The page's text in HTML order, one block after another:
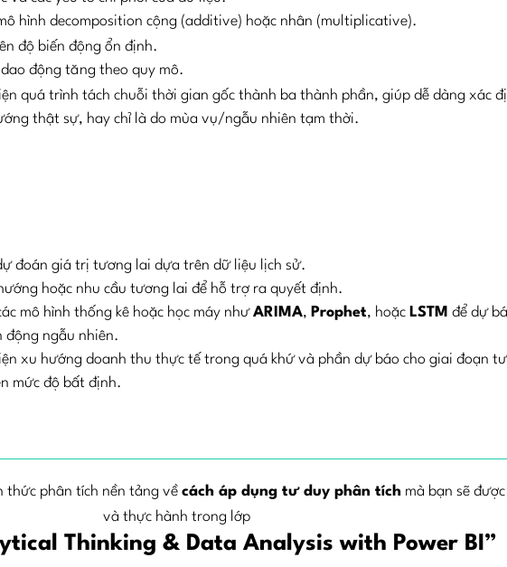
hình decomposition cộng (additive) hoặc nhân (multiplicative).
độ biến động ổn định.
động tăng theo quy mô.
quá trình tách chuỗi thời gian gốc thành ba thành phần, giúp dễ dàng xác
thật sự, hay chỉ là do mùa vụ/ngẫu nhiên tạm thời.
đoán giá trị tương lai dựa trên dữ liệu lịch sử.
hoặc nhu cầu tương lai để hỗ trợ ra quyết định.
mô hình thống kê hoặc học máy nhưARIMA,Prophet, hoặcLSTM để dự
động ngẫu nhiên.
xu hướng doanh thu thực tế trong quá khứ và phần dự báo cho giai đoạn
mức độ bất định.
thức phân tích nền tảng về cách áp dụng tư duy phân tíchmà bạn sẽ được
và thực hành trong lớp
Thinking & Data Analysis with Power BI”